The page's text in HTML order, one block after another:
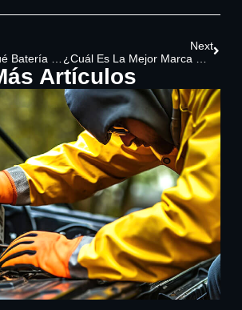
Next
Artículos